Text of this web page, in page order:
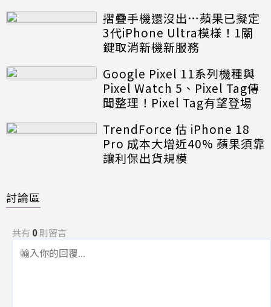
摺疊手機還沒出…蘋果已擬定
3代iPhone Ultra模樣！1關
鍵取消新機新服務
Google Pixel 11系列機種與
Pixel Watch 5、Pixel Tag傳
聞整理！Pixel Tag有望登場
TrendForce 估 iPhone 18
Pro 成本大增近40% 蘋果須靠
讓利保出貨規模
討論區
共有 0則留言